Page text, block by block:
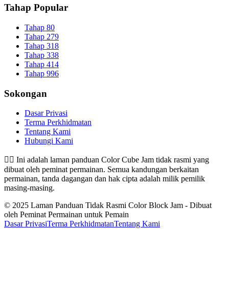
Tahap Popular
Tahap 80
Tahap 279
Tahap 318
Tahap 338
Tahap 414
Tahap 996
Sokongan
Dasar Privasi
Terma Perkhidmatan
Tentang Kami
Hubungi Kami
👉🏻 Ini adalah laman panduan Color Cube Jam tidak rasmi yang
dibuat oleh peminat permainan. Semua kandungan berkaitan
permainan, tanda dagangan dan hak cipta adalah milik pemilik
masing-masing.
© 2025 Laman Panduan Tidak Rasmi Color Block Jam - Dibuat
oleh Peminat Permainan untuk Pemain
Dasar PrivasiTerma PerkhidmatanTentang Kami